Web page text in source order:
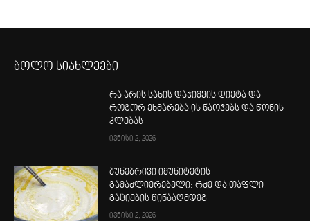
ბოლო სიახლეები
რა არის სახის დაჭიმვის დიეტა და
როგორ ეხმარება ის ნაოჭებს და წონის
კლებას
ივნისი 2, 2026
ბუნებრივი იმუნიტეტის
გამაძლიერებელი: რძე და თაფლი
გაციების წინააღმდეგ
ივნისი 2, 2026